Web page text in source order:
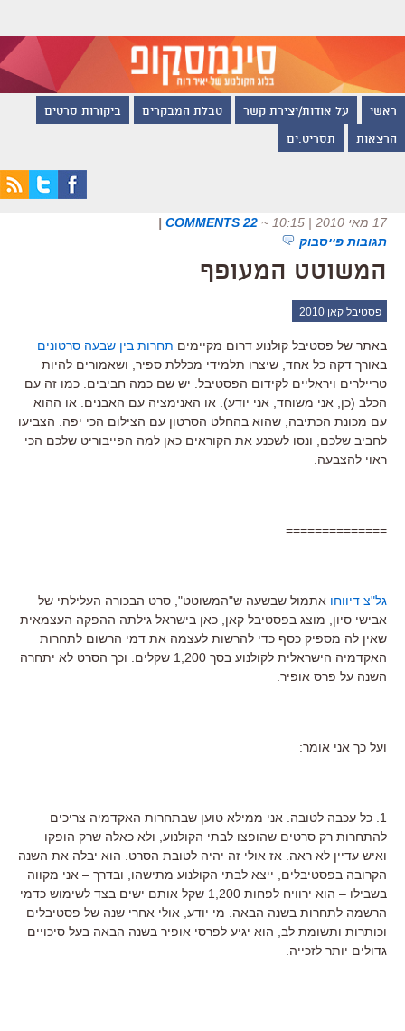
ראשי על אודות/יצירת קשר טבלת המבקרים ביקורות סרטים
הרצאות תסריט.ים
17 מאי 2010 | 10:15 ~
22 COMMENTS
|
תגובות פייסבוק
המשוטט המעופף
פסטיבל קאן 2010
באתר של פסטיבל קולנוע דרום מקיימים תחרות בין שבעה סרטונים
באורך דקה כל אחד, שיצרו תלמידי מכללת ספיר, ושאמורים להיות
טריילרים ויראליים לקידום הפסטיבל. יש שם כמה חביבים. כמו זה עם
הכלב (כן, אני משוחד, אני יודע). או האנימציה עם האבנים. או ההוא
עם מכונת הכתיבה, שהוא בהחלט הסרטון עם הצילום הכי יפה. הצביעו
לחביב שלכם, ונסו לשכנע את הקוראים כאן למה הפייבוריט שלכם הכי
ראוי להצבעה.
==============
גל"צ דיווחו אתמול שבשעה ש"המשוטט", סרט הבכורה העלילתי של
אבישי סיון, מוצג בפסטיבל קאן, כאן בישראל גילתה ההפקה העצמאית
שאין לה מספיק כסף כדי להרשות לעצמה את דמי הרשום לתחרות
האקדמיה הישראלית לקולנוע בסך 1,200 שקלים. וכך הסרט לא יתחרה
השנה על פרס אופיר.
ועל כך אני אומר:
1. כל עכבה לטובה. אני ממילא טוען שבתחרות האקדמיה צריכים
להתחרות רק סרטים שהופצו לבתי הקולנוע, ולא כאלה שרק הופקו
ואיש עדיין לא ראה. אז אולי זה יהיה לטובת הסרט. הוא יבלה את השנה
הקרובה בפסטיבלים, ייצא לבתי הקולנוע מתישהו, ובדרך – אני מקווה
בשבילו – הוא ירוויח לפחות 1,200 שקל אותם ישים בצד לשימוש כדמי
הרשמה לתחרות בשנה הבאה. מי יודע, אולי אחרי שנה של פסטיבלים
וכותרות ותשומת לב, הוא יגיע לפרסי אופיר בשנה הבאה בעל סיכויים
גדולים יותר לזכייה.